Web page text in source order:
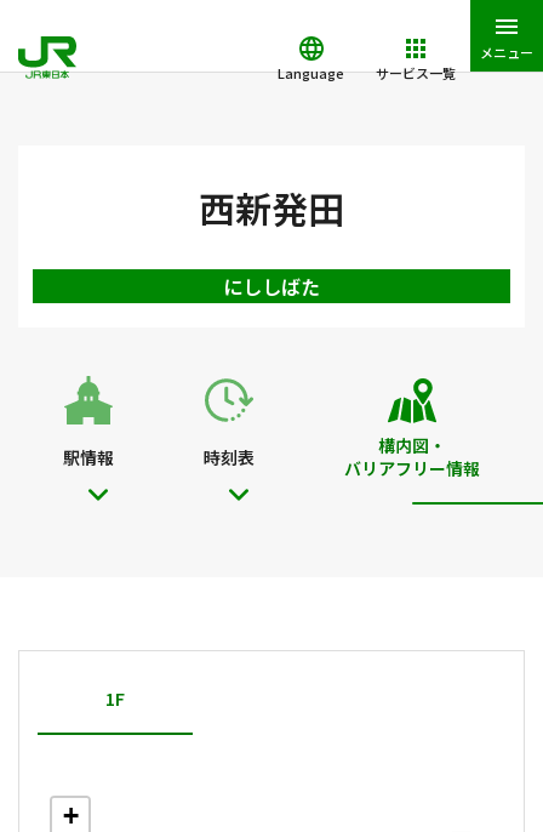
Language サービス一覧
メニュー
西新発田
にししばた
駅情報 時刻表
構内図・
バリアフリー情報
1F
+